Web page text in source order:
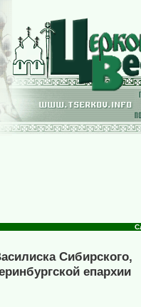
Сибирского,
епархии